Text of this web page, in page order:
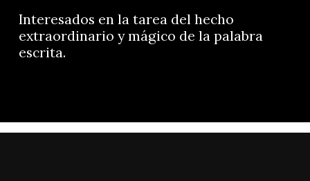
Interesados en la tarea del hecho
extraordinario y mágico de la palabra
escrita.